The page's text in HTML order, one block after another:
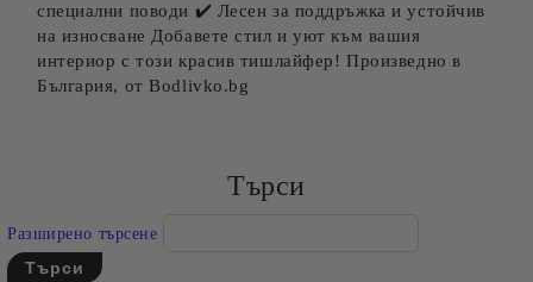
специални поводи ✔️ Лесен за поддръжка и устойчив
на износване Добавете стил и уют към вашия
интериор с този красив тишлайфер! Произведно в
България, от Bodlivko.bg
Търси
Разширено търсене